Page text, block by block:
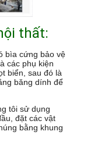
thất:
bìa cứng bảo vệ
các phụ kiện
biển, sau đó là
băng dính để
tôi sử dụng
đặt các vật
bằng khung